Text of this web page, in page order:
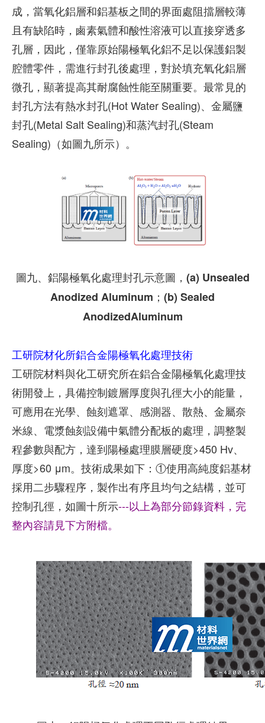
成，當氧化鋁層和鋁基板之間的界面處阻擋層較薄
且有缺陷時，鹵素氣體和酸性溶液可以直接穿透多
孔層，因此，僅靠原始陽極氧化鋁不足以保護鋁製
腔體零件，需進行封孔後處理，對於填充氧化鋁層
微孔，顯著提高其耐腐蝕性能至關重要。最常見的
封孔方法有熱水封孔(Hot Water Sealing)、金屬鹽
封孔(Metal Salt Sealing)和蒸汽封孔(Steam
Sealing)（如圖九所示）。
圖九、鋁陽極氧化處理封孔示意圖，(a) Unsealed
Anodized Aluminum；(b) Sealed
AnodizedAluminum
工研院材化所鋁合金陽極氧化處理技術
工研院材料與化工研究所在鋁合金陽極氧化處理技
術開發上，具備控制鍍層厚度與孔徑大小的能量，
可應用在光學、蝕刻遮罩、感測器、散熱、金屬奈
米線、電漿蝕刻設備中氣體分配板的處理，調整製
程參數與配方，達到陽極處理膜層硬度>450 Hv、
厚度>60 μm。技術成果如下：①使用高純度鋁基材
採用二步驟程序，製作出有序且均勻之結構，並可
控制孔徑，如圖十所示---以上為部分節錄資料，完
整內容請見下方附檔。